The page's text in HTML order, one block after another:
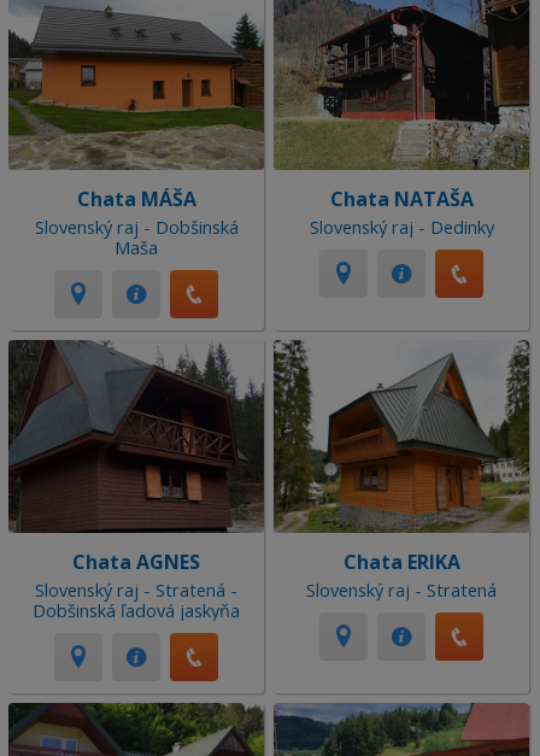
Chata MÁŠA
Slovenský raj - Dobšinská
Maša
Chata NATAŠA
Slovenský raj - Dedinky
Chata AGNES
Slovenský raj - Stratená -
Dobšinská ľadová jaskyňa
Chata ERIKA
Slovenský raj - Stratená